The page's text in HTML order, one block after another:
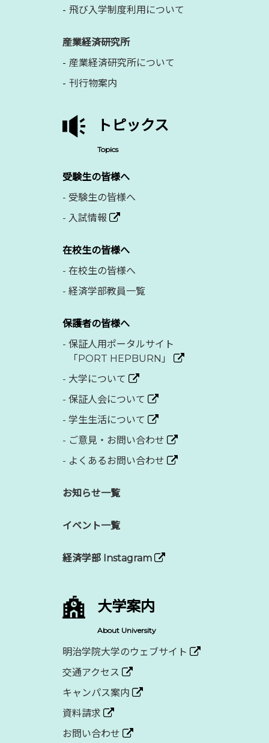
飛び入学制度利用について
産業経済研究所
産業経済研究所について
刊行物案内
トピックス
Topics
受験生の皆様へ
- 受験生の皆様へ
- 入試情報
在校生の皆様へ
- 在校生の皆様へ
- 経済学部教員一覧
保護者の皆様へ
- 保証人用ポータルサイト
「PORT HEPBURN」
- 大学について
- 保証人会について
- 学生生活について
- ご意見・お問い合わせ
- よくあるお問い合わせ
お知らせ一覧
イベント一覧
経済学部 Instagram
大学案内
About University
明治学院大学のウェブサイト
交通アクセス
キャンパス案内
資料請求
お問い合わせ